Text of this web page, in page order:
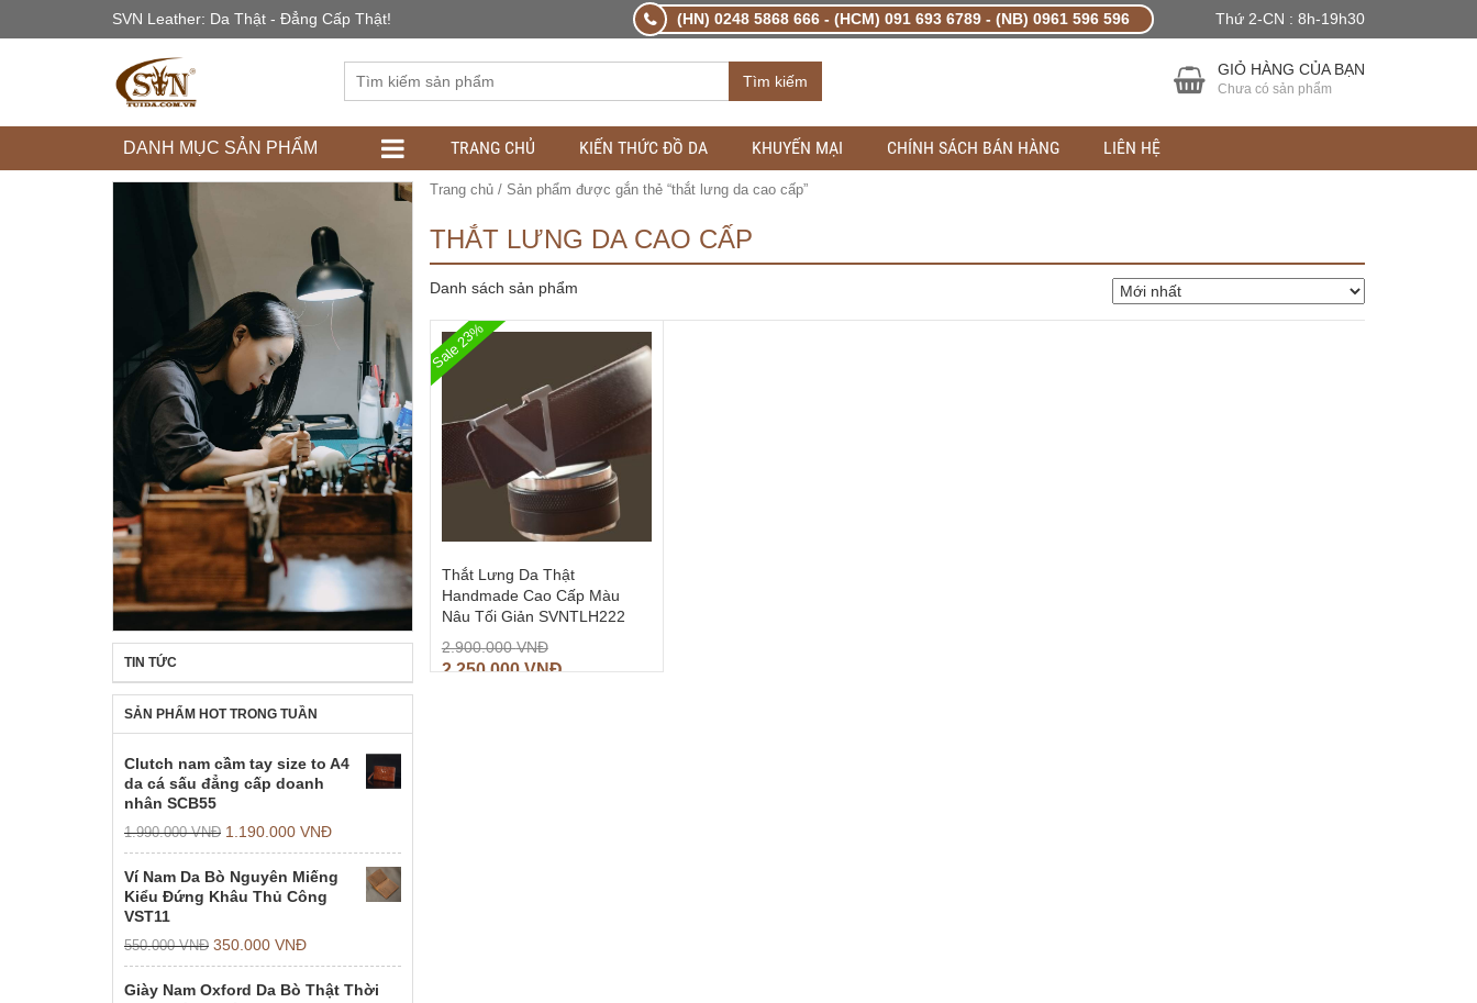
SVN Leather: Da Thật - Đẳng Cấp Thật! (HN) 0248 5868 666 - (HCM) 091 693 6789 - (NB) 0961 596 596 Thứ 2-CN : 8h-19h30
Tìm kiếm
GIỎ HÀNG CỦA BẠN
Chưa có sản phẩm
DANH MỤC SẢN PHẨM TRANG CHỦ KIẾN THỨC ĐỒ DA KHUYẾN MẠI CHÍNH SÁCH BÁN HÀNG LIÊN HỆ
Trang chủ/ Sản phẩm được gắn thẻ “thắt lưng da cao cấp”
THẮT LƯNG DA CAO CẤP
Danh sách sản phẩm
Sale 23%
Thắt Lưng Da Thật
Handmade Cao Cấp Màu
Nâu Tối Giản SVNTLH222
2.900.000VNĐ
2.250.000VNĐ
TIN TỨC
SẢN PHẨM HOT TRONG TUẦN
Clutch nam cầm tay size to A4
da cá sấu đẳng cấp doanh
nhân SCB55
1.990.000VNĐ 1.190.000 VNĐ
Ví Nam Da Bò Nguyên Miếng
Kiểu Đứng Khâu Thủ Công
VST11
550.000VNĐ 350.000 VNĐ
Giày Nam Oxford Da Bò Thật Thời